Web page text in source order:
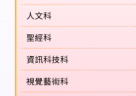
人文科
聖經科
資訊科技科
視覺藝術科